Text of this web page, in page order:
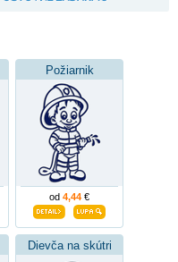
Požiarnik
od 4,44 €
Dievča na skútri